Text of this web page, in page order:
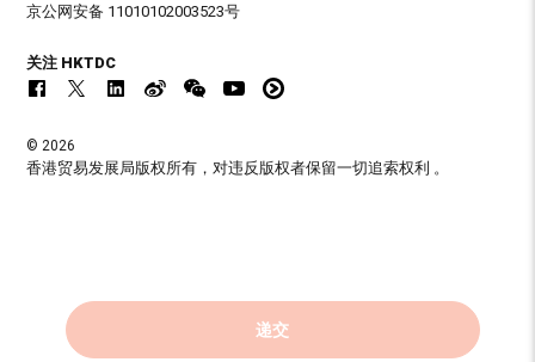
递交
京公网安备 11010102003523号
关注 HKTDC
© 2026
香港贸易发展局版权所有，对违反版权者保留一切追索权利 。